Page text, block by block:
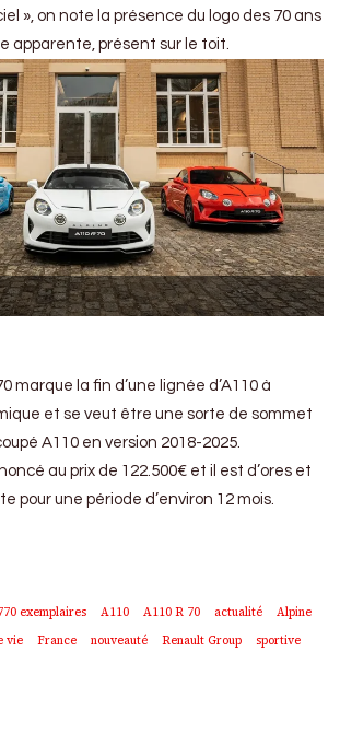
», on note la présence du logo des 70 ans
apparente, présent sur le toit.
marque la fin d’une lignée d’A110 à
et se veut être une sorte de sommet
A110 en version 2018-2025.
au prix de 122.500€ et il est d’ores et
pour une période d’environ 12 mois.
exemplaires A110 A110 R 70 actualité
Alpine
vie France nouveauté Renault Group
sportive